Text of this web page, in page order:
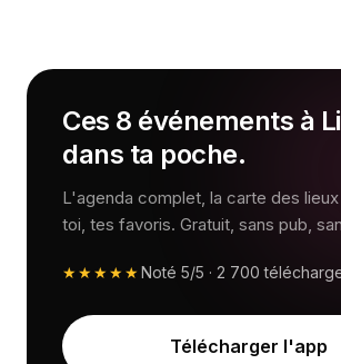
Ces 8 événements à
dans ta poche.
L'agenda complet, la carte des
toi, tes favoris. Gratuit, sans pub,
★★★★★Noté 5/5 · 2 700
Télécharger l'app